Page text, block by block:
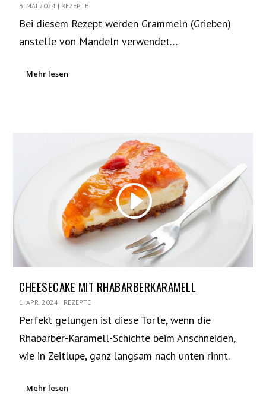
3. MAI 2024 | REZEPTE
Bei diesem Rezept werden Grammeln (Grieben)
anstelle von Mandeln verwendet…
Mehr lesen
CHEESECAKE MIT RHABARBERKARAMELL
1. APR. 2024 | REZEPTE
Perfekt gelungen ist diese Torte, wenn die
Rhabarber-Karamell-Schichte beim Anschneiden,
wie in Zeitlupe, ganz langsam nach unten rinnt.
Mehr lesen